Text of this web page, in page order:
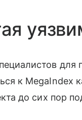
для
к MegaIndex
до сих пор